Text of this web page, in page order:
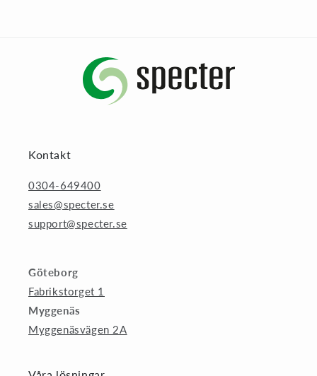
Kontakt
0304-649400
sales@specter.se
support@specter.se
Göteborg
Fabrikstorget 1
Myggenäs
Myggenäsvägen 2A